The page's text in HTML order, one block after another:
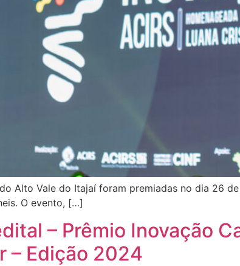
Alto Vale do Itajaí foram premiadas no dia 26
O evento, […]
– Prêmio Inovação
– Edição 2024